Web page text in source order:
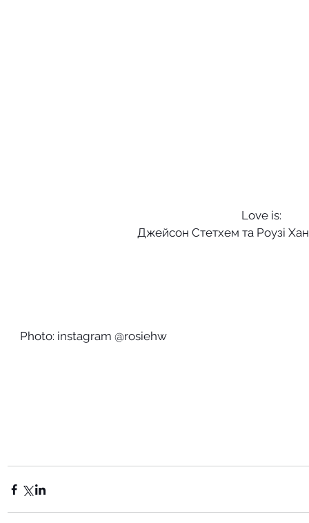
Love is:
Джейсон Стетхем та Роузі
Photo: instagram @rosiehw